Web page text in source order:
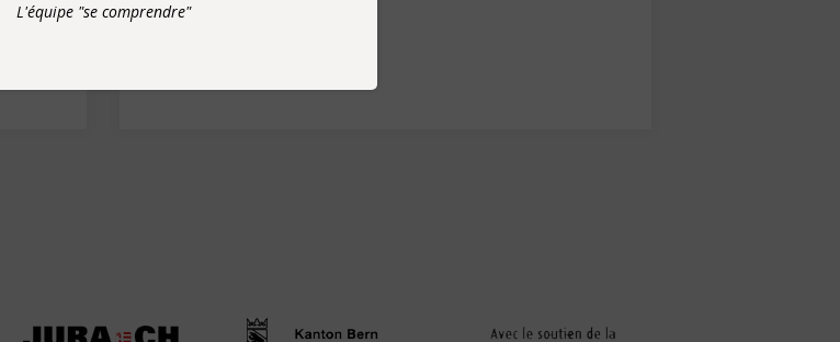
L'équipe "se comprendre"